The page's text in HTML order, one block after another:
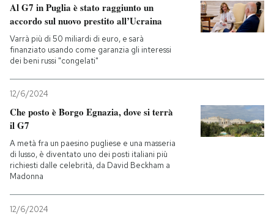
Al G7 in Puglia è stato raggiunto un
accordo sul nuovo prestito all’Ucraina
Varrà più di 50 miliardi di euro, e sarà
finanziato usando come garanzia gli interessi
dei beni russi "congelati"
12/6/2024
Che posto è Borgo Egnazia, dove si terrà
il G7
A metà fra un paesino pugliese e una masseria
di lusso, è diventato uno dei posti italiani più
richiesti dalle celebrità, da David Beckham a
Madonna
12/6/2024